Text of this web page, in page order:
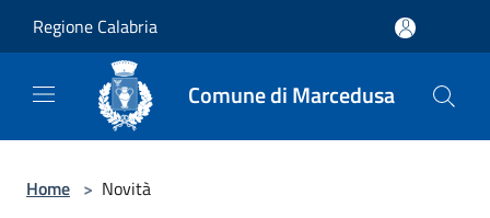
Regione Calabria
Comune di Marcedusa
Home > Novità